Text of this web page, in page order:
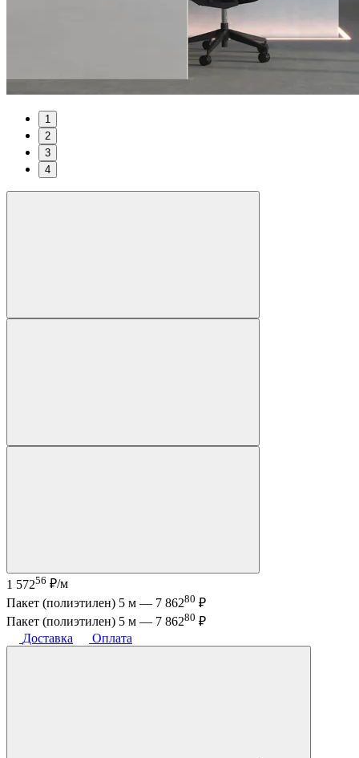
1
2
3
4
1 57256 ₽/м
Пакет (полиэтилен) 5 м — 7 86280 ₽
Пакет (полиэтилен) 5 м — 7 86280 ₽
Доставка
Оплата